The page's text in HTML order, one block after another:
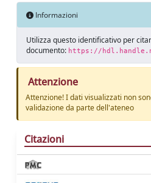
Informazioni
Utilizza questo identificativo per
documento: https://
Attenzione
Attenzione! I dati visualizzati non
validazione da parte dell'ateneo
Citazioni